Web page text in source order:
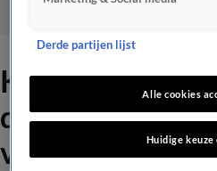
Kabinet haalt
doelstelling om
verminderen
Derde partijen lijst
Alle cookies
Huidige keuze